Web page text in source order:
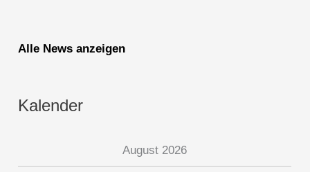
Alle News anzeigen
Kalender
August 2026